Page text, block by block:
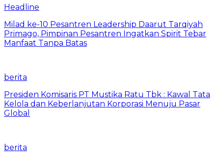
Headline
Milad ke-10 Pesantren Leadership Daarut Tarqiyah
Primago, Pimpinan Pesantren Ingatkan Spirit Tebar
Manfaat Tanpa Batas
berita
Presiden Komisaris PT Mustika Ratu Tbk : Kawal Tata
Kelola dan Keberlanjutan Korporasi Menuju Pasar
Global
berita